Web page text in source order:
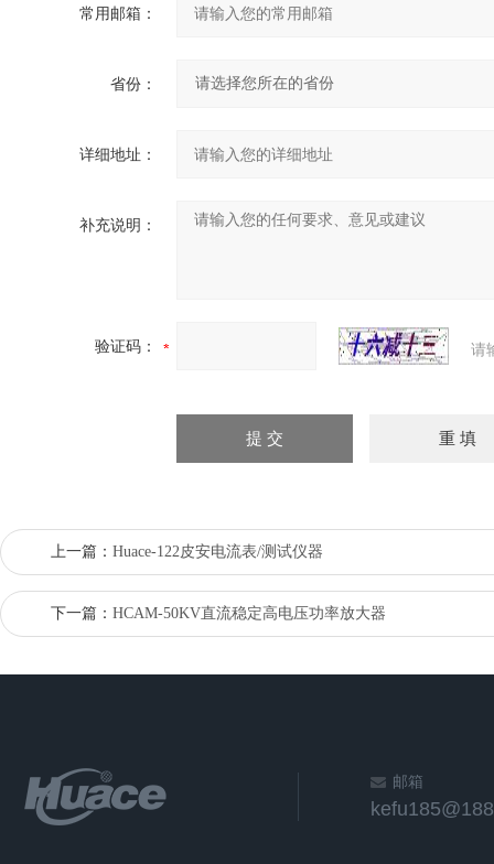
常用邮箱：
省份：
详细地址：
补充说明：
验证码： 请
上一篇： Huace-122皮安电流表/测试仪器
下一篇： HCAM-50KV直流稳定高电压功率放大器
邮箱